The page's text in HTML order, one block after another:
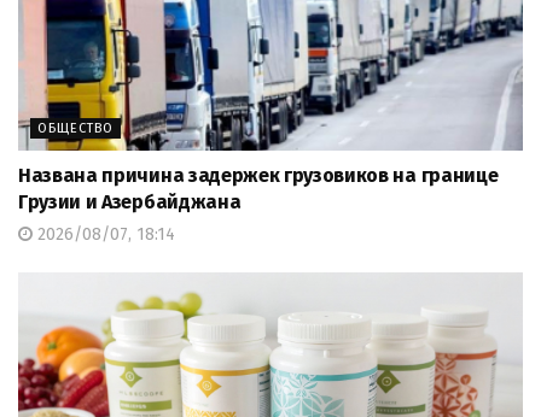
ОБЩЕСТВО
Названа причина задержек грузовиков на границе
Грузии и Азербайджана
2026/08/07, 18:14